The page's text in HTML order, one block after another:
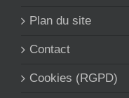
Plan du site
Contact
Cookies (RGPD)